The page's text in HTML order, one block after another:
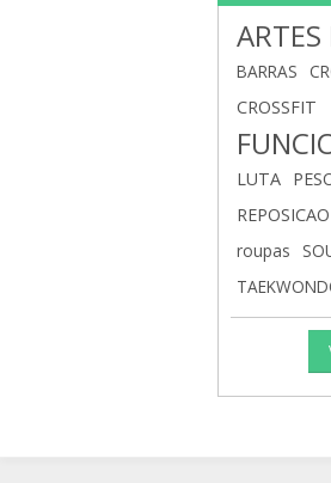
BARRAS
CROSSFIT
LUTA
REPOSICAO
roupas